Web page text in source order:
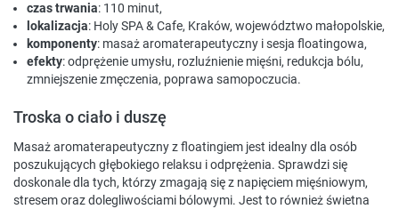
czas trwania: 110 minut,
lokalizacja: Holy SPA & Cafe, Kraków, województwo małopolskie,
komponenty: masaż aromaterapeutyczny i sesja floatingowa,
efekty: odprężenie umysłu, rozluźnienie mięśni, redukcja bólu,
zmniejszenie zmęczenia, poprawa samopoczucia.
Troska o ciało i duszę
Masaż aromaterapeutyczny z floatingiem jest idealny dla osób
poszukujących głębokiego relaksu i odprężenia. Sprawdzi się
doskonale dla tych, którzy zmagają się z napięciem mięśniowym,
stresem oraz dolegliwościami bólowymi. Jest to również świetna